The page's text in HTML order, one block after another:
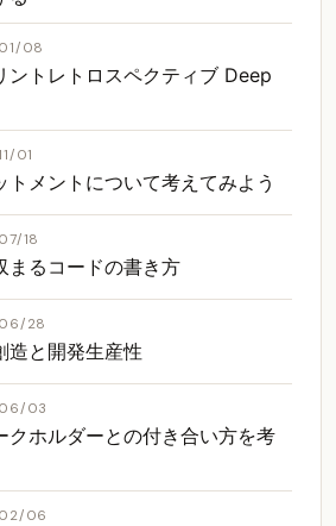
08
ントレトロスペクティブ Deep
01
トメントについて考えてみよう
18
まるコードの書き方
28
造と開発生産性
03
クホルダーとの付き合い方を考
06